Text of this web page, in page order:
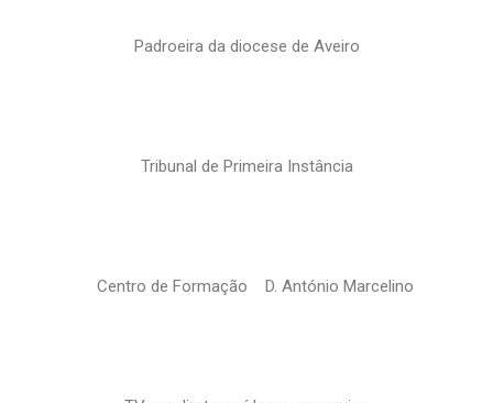
Padroeira da diocese de Aveiro
Tribunal de Primeira Instância
Centro de Formação D. António Marcelino